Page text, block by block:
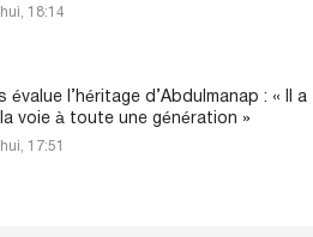
18:14
évalue l’héritage d’Abdulmanap : « Il a
voie à toute une génération »
17:51